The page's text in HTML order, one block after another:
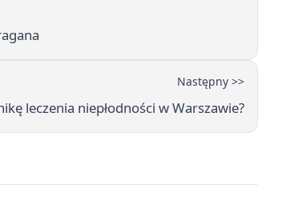
Następny >>
leczenia niepłodności w Warszawie?